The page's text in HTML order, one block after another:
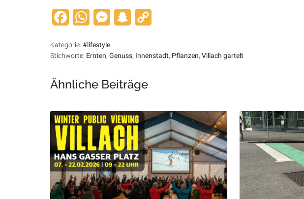
FacebookWhatsAppMessengerSnapchat
Kategorie: #lifestyle
Stichworte: Ernten, Genuss, Innenstadt, Pflanzen, Villach gartelt
Ähnliche Beiträge